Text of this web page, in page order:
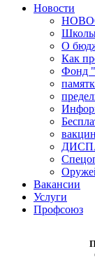
Новости
Школы
О
Как
Фонд
Вакансии
Услуги
Профсоюз